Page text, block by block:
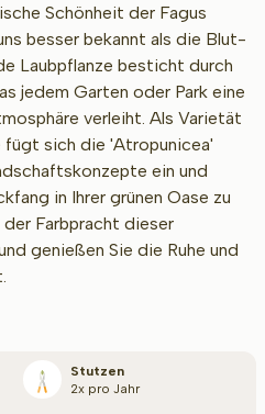
Schönheit der Fagus
besser bekannt als die Blut-
Laubpflanze besticht durch
jedem Garten oder Park eine
verleiht. Als Varietät
fügt sich die 'Atropunicea'
ein und
in Ihrer grünen Oase zu
der Farbpracht dieser
genießen Sie die Ruhe und
Stutzen
2x pro Jahr